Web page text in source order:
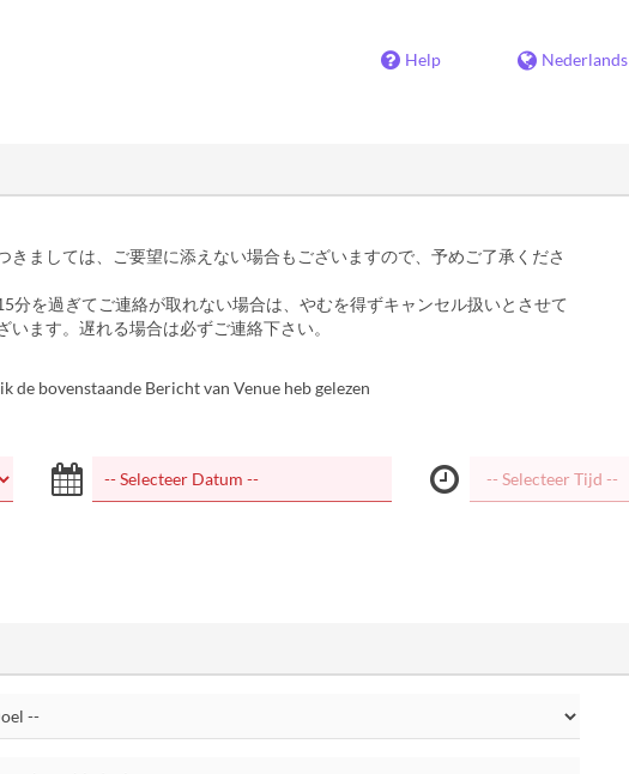
Help Nederlands
きましては、ご要望に添えない場合もございますので、予めご了承くださ
分を過ぎてご連絡が取れない場合は、やむを得ずキャンセル扱いとさせて
います。遅れる場合は必ずご連絡下さい。
de bovenstaande Bericht van Venue heb gelezen